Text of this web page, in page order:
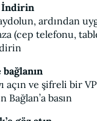
İndirin
ardından
(cep telefonu,
bağlanın
açın ve şifreli bir
basın